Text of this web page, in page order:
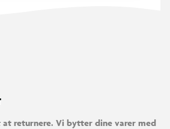
at returnere. Vi bytter dine varer med